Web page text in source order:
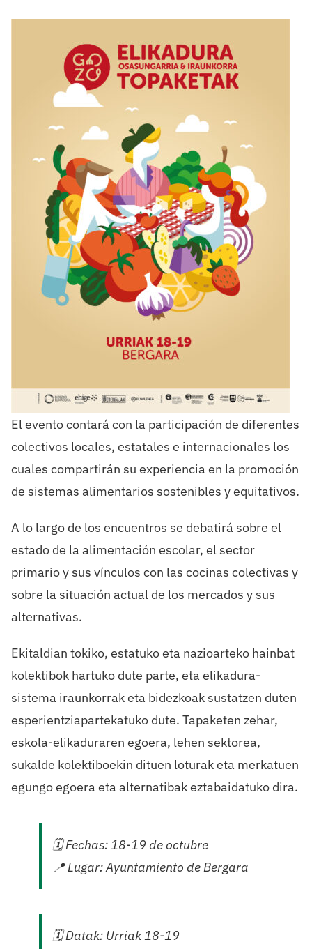
El evento contará con la participación de diferentes
colectivos locales, estatales e internacionales los
cuales compartirán su experiencia en la promoción
de sistemas alimentarios sostenibles y equitativos.
A lo largo de los encuentros se debatirá sobre el
estado de la alimentación escolar, el sector
primario y sus vínculos con las cocinas colectivas y
sobre la situación actual de los mercados y sus
alternativas.
Ekitaldian tokiko, estatukoeta nazioarteko hainbat
kolektibok hartuko dute parte, eta elikadura-
sistema iraunkorraketa bidezkoak sustatzen duten
esperientziapartekatuko dute. Tapaketen zehar,
eskola-elikaduraren egoera, lehen sektorea,
sukalde kolektiboekin dituen loturaketa merkatuen
egungoegoera eta alternatibakeztabaidatuko dira.
🗓️Fechas: 18-19 de octubre
📍Lugar: Ayuntamiento de Bergara
🗓️Datak: Urriak18-19